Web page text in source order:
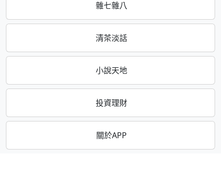
雜七雜八
清茶淡話
小說天地
投資理財
關於APP